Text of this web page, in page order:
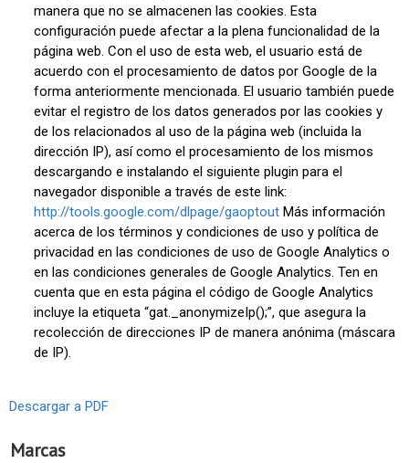
Marcas
manera que no se almacenen las cookies. Esta
configuración puede afectar a la plena funcionalidad de la
página web. Con el uso de esta web, el usuario está de
acuerdo con el procesamiento de datos por Google de la
forma anteriormente mencionada. El usuario también puede
evitar el registro de los datos generados por las cookies y
de los relacionados al uso de la página web (incluida la
dirección IP), así como el procesamiento de los mismos
descargando e instalando el siguiente plugin para el
navegador disponible a través de este link:
http://tools.google.com/dlpage/gaoptout Más información
acerca de los términos y condiciones de uso y política de
privacidad en las condiciones de uso de Google Analytics o
en las condiciones generales de Google Analytics. Ten en
cuenta que en esta página el código de Google Analytics
incluye la etiqueta “gat._anonymizeIp();”, que asegura la
recolección de direcciones IP de manera anónima (máscara
de IP).
Descargar a PDF